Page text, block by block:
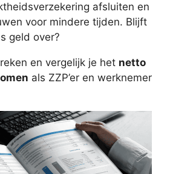
afsluiten en
voor mindere tijden. Blijft
geld over?
en vergelijk je het netto
als ZZP’er en werknemer